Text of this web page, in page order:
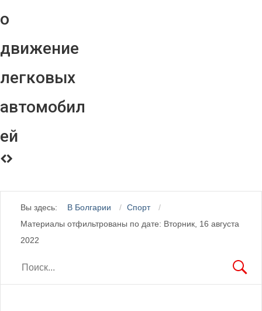
о
движение
легковых
автомобил
ей
Вы здесь: В Болгарии
Спорт
Материалы отфильтрованы по дате: Вторник, 16 августа
2022